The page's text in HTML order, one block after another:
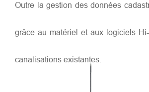
Outre la gestion des données
grâce au matériel et aux logiciels
canalisations existantes.